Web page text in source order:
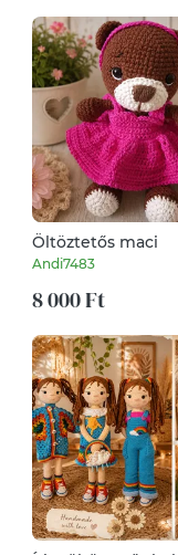
Öltöztetős maci
Andi7483
8 000 Ft